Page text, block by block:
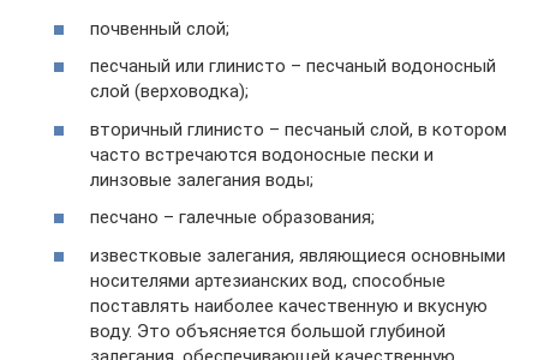
почвенный слой;
песчаный или глинисто – песчаный водоносный
слой (верховодка);
вторичный глинисто – песчаный слой, в котором
часто встречаются водоносные пески и
линзовые залегания воды;
песчано – галечные образования;
известковые залегания, являющиеся основными
носителями артезианских вод, способные
поставлять наиболее качественную и вкусную
воду. Это объясняется большой глубиной